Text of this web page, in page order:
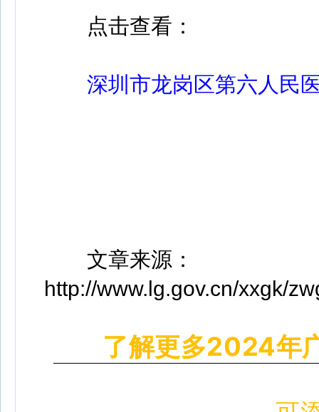
点击查看：
深圳市龙岗区第六人民
文章来源：
http://www.lg.gov.cn/xxgk/
了解更多2024年